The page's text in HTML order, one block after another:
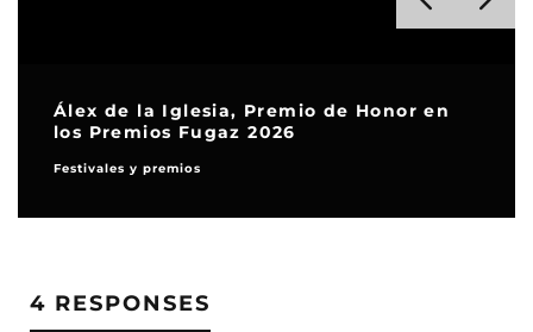
Álex de la Iglesia, Premio de Honor en
los Premios Fugaz 2026
Festivales y premios
4 RESPONSES